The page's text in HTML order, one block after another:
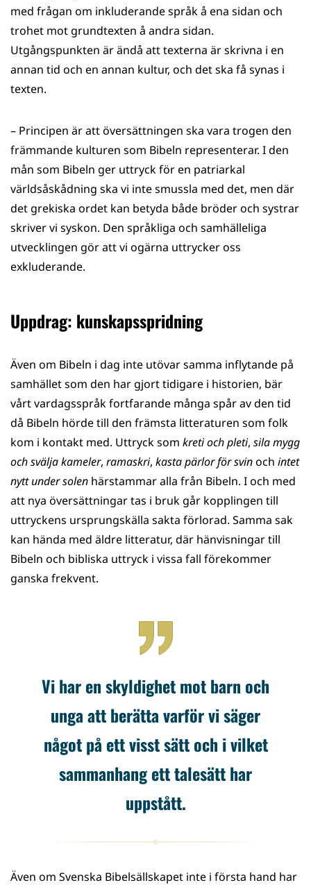
med frågan om inkluderande språk å ena sidan och
trohet mot grundtexten å andra sidan.
Utgångspunkten är ändå att texterna är skrivna i en
annan tid och en annan kultur, och det ska få synas i
texten.
– Principen är att översättningen ska vara trogen den
främmande kulturen som Bibeln representerar. I den
mån som Bibeln ger uttryck för en patriarkal
världsåskådning ska vi inte smussla med det, men där
det grekiska ordet kan betyda både bröder och systrar
skriver vi syskon. Den språkliga och samhälleliga
utvecklingen gör att vi ogärna uttrycker oss
exkluderande.
Uppdrag: kunskapsspridning
Även om Bibeln i dag inte utövar samma inflytande på
samhället som den har gjort tidigare i historien, bär
vårt vardagsspråk fortfarande många spår av den tid
då Bibeln hörde till den främsta litteraturen som folk
kom i kontakt med. Uttryck som kreti och pleti, sila mygg
och svälja kameler, ramaskri, kasta pärlor för svinoch intet
nytt under solen härstammar alla från Bibeln. I och med
att nya översättningar tas i bruk går kopplingen till
uttryckens ursprungskälla sakta förlorad. Samma sak
kan hända med äldre litteratur, där hänvisningar till
Bibeln och bibliska uttryck i vissa fall förekommer
ganska frekvent.
Vi har en skyldighet mot barn och
unga att berätta varför vi säger
något på ett visst sätt och i vilket
sammanhang ett talesätt har
uppstått.
Även om Svenska Bibelsällskapet inte i första hand har